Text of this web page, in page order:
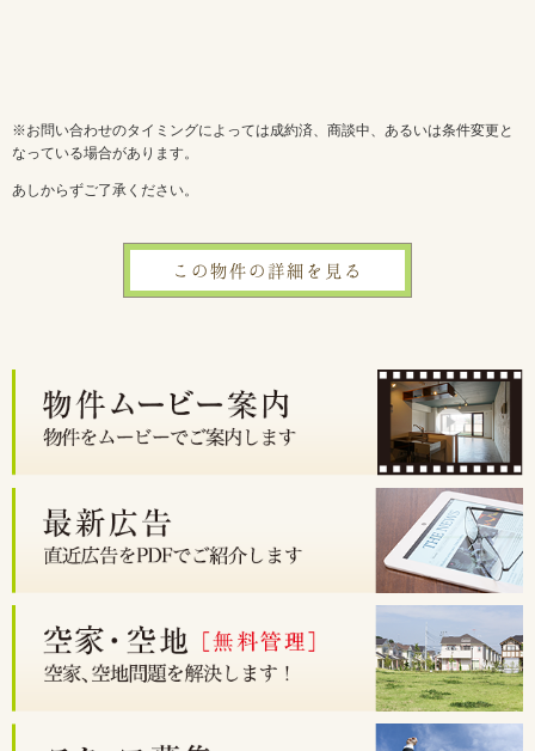
※お問い合わせのタイミングによっては成約済、商談中、あるいは条件変更と
なっている場合があります。
あしからずご了承ください。
この物件の詳細を見る